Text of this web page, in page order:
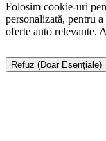
Folosim cookie-uri
personalizată, pentru
oferte auto relevante.
Refuz (Doar Esențiale)